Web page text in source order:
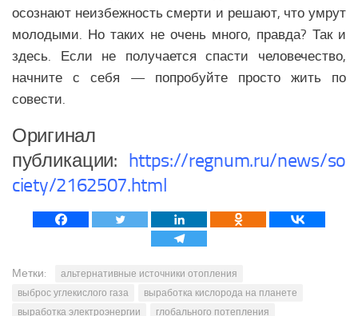
осознают неизбежность смерти и решают, что умрут
молодыми. Но таких не очень много, правда? Так и
здесь. Если не получается спасти человечество,
начните с себя — попробуйте просто жить по
совести.
Оригинал
публикации: https://regnum.ru/news/so
ciety/2162507.html
Метки:
альтернативные источники отопления
выброс углекислого газа
выработка кислорода на планете
выработка электроэнергии
глобального потепления